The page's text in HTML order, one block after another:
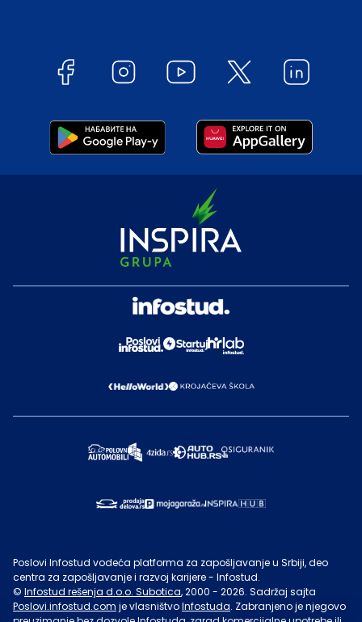
Poslovi Infostud vodeća platforma za zapošljavanje u Srbiji, deo
centra za zapošljavanje i razvoj karijere - Infostud.
© Infostud rešenja d.o.o. Subotica, 2000 - 2026. Sadržaj sajta
Poslovi.infostud.com je vlasništvoInfostuda. Zabranjeno je njegovo